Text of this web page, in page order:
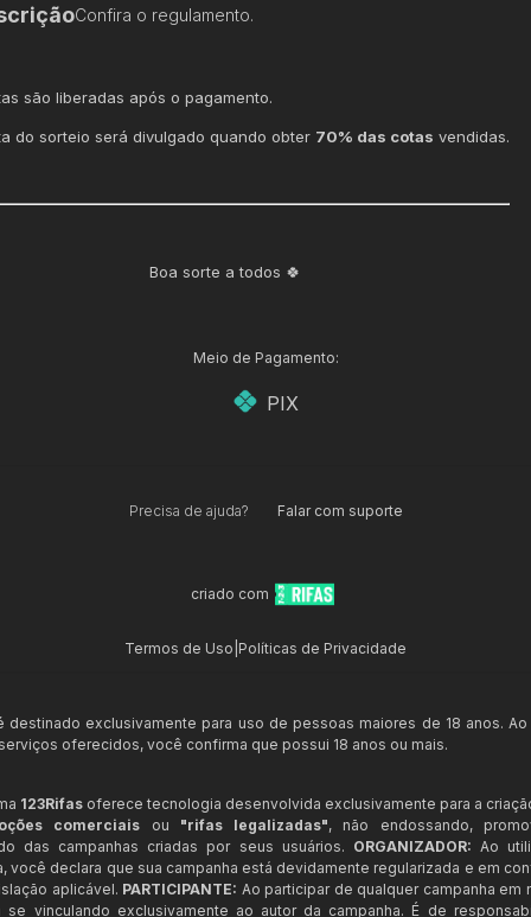
Confira o regulamento.
são liberadas após o pagamento.
do sorteio será divulgado quando obter 70% das cotas vendidas.
Boa sorte a todos 🍀
Meio de Pagamento:
PIX
Precisa de ajuda? Falar com suporte
criado com
Termos de Uso Políticas de Privacidade
destinado exclusivamente para uso de pessoas maiores de 18 anos.
oferecidos, você confirma que possui 18 anos ou mais.
123Rifas oferece tecnologia desenvolvida exclusivamente para a
comerciais ou "rifas legalizadas", não endossando,
das campanhas criadas por seus usuários. ORGANIZADOR: Ao
você declara que sua campanha está devidamente regularizada e em
aplicável. PARTICIPANTE: Ao participar de qualquer campanha em
se vinculando exclusivamente ao autor da campanha. É de